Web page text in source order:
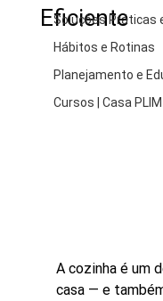
Soluções Práticas
Hábitos e Rotinas
Planejamento e
Cursos | Casa PLIM
Eficiente
A cozinha é um
casa — e